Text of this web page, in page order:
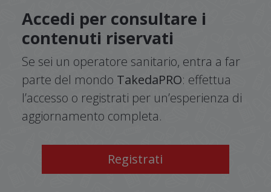
Accedi per consultare i
contenuti riservati
Se sei un operatore sanitario, entra a far
parte del mondo TakedaPRO: effettua
l’accesso o registrati per un’esperienza di
aggiornamento completa.
Registrati